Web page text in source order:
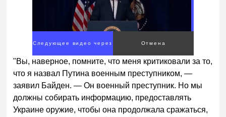
Следующее видео через
2
Отмена
"Вы, наверное, помните, что меня критиковали за то,
что я назвал Путина военным преступником, —
заявил Байден. — Он военный преступник. Но мы
должны собирать информацию, предоставлять
Украине оружие, чтобы она продолжала сражаться,